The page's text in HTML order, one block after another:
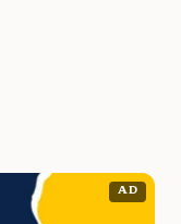
AD